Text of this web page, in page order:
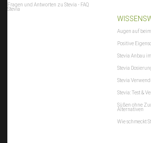
Fragen und Antworten zu Stevia - FAQ
Stevia
Augen auf
Positive
Stevia Anbau
Stevia
Stevia
Stevia: Test &
Süßen ohne
Alternativen
Wie schmeckt